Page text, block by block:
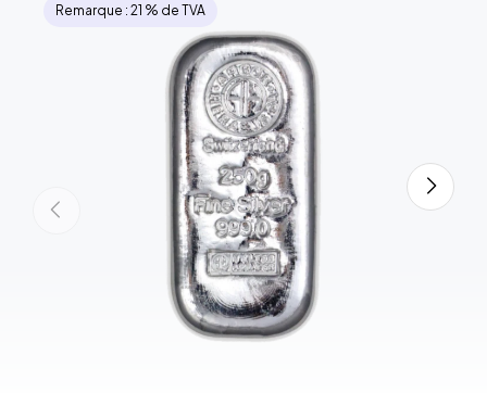
Remarque : 21 % de TVA